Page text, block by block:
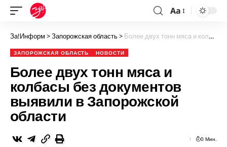
Aa
За!Информ >Запорожская область> Более двух тонн мяса и колбасы без документов выявили в Запорожской области
ЗАПОРОЖСКАЯ ОБЛАСТЬ НОВОСТИ
Более двух тонн мяса и
колбасы без документов
выявили в Запорожской
области
0 Мин.